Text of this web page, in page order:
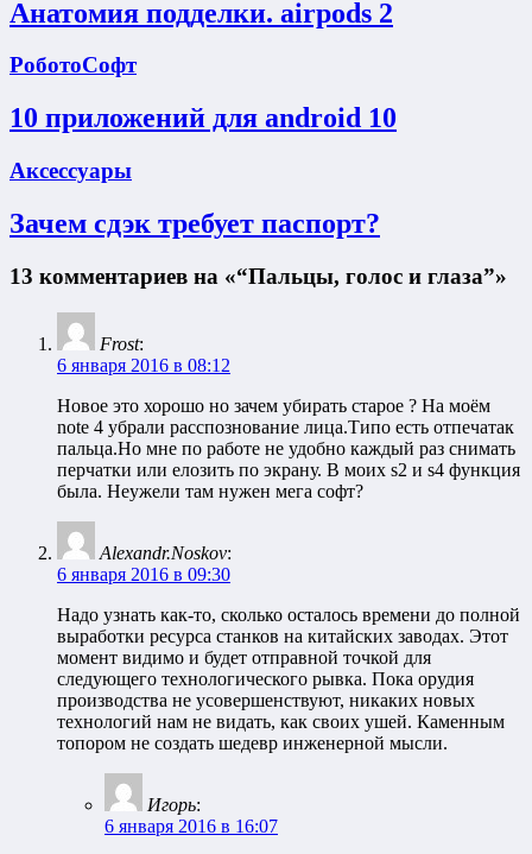
Анатомия подделки. airpods 2
РоботоСофт
10 приложений для android 10
Аксессуары
Зачем сдэк требует паспорт?
13 комментариев на «“Пальцы, голос и глаза”»
Frost:
6 января 2016 в 08:12
Новое это хорошо но зачем убирать старое ? На моём
note 4 убрали расспознование лица.Типо есть отпечатак
пальца.Но мне по работе не удобно каждый раз снимать
перчатки или елозить по экрану. В моих s2 и s4 функция
была. Неужели там нужен мега софт?
Alexandr.Noskov:
6 января 2016 в 09:30
Надо узнать как-то, сколько осталось времени до полной
выработки ресурса станков на китайских заводах. Этот
момент видимо и будет отправной точкой для
следующего технологического рывка. Пока орудия
производства не усовершенствуют, никаких новых
технологий нам не видать, как своих ушей. Каменным
топором не создать шедевр инженерной мысли.
Игорь:
6 января 2016 в 16:07